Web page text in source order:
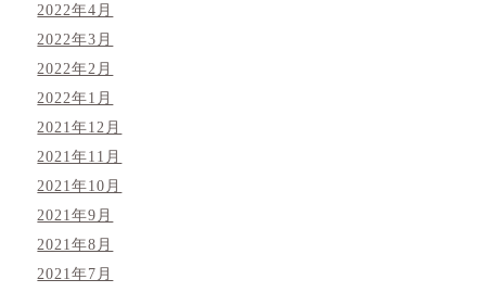
2022年4月
2022年3月
2022年2月
2022年1月
2021年12月
2021年11月
2021年10月
2021年9月
2021年8月
2021年7月